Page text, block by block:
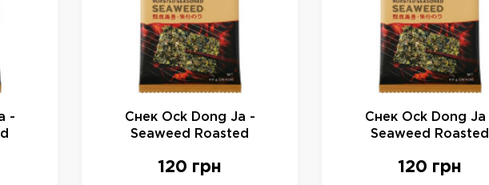
-
Снек Ock Dong Ja -
Seaweed Roasted
120 грн
Снек Ock Dong Ja
Seaweed Roasted
120 грн